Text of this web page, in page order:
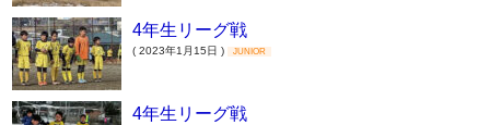
4年生リーグ戦
( 2023年1月15日 ) JUNIOR
4年生リーグ戦